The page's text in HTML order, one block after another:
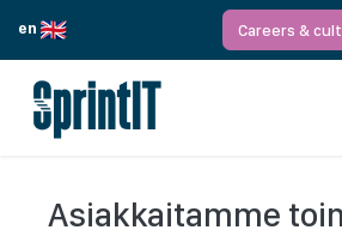
en
Careers &
Asiakkaitamme